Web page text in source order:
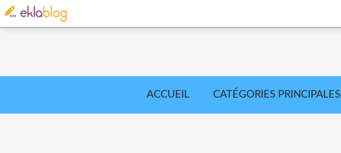
ACCUEIL CATÉGORIES PRINCIPALES